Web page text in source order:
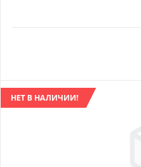
НЕТ В НАЛИЧИИ!